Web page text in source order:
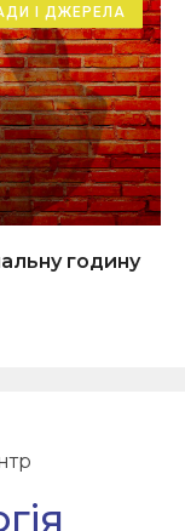
І ДЖЕРЕЛА
годину